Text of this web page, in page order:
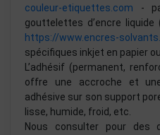
couleur-etiquettes.com -
gouttelettes d’encre
https://www.encres-
spécifiques inkjet en papier
L’adhésif (permanent,
offre une accroche et
adhésive sur son support
lisse, humide, froid, etc.
Nous consulter pour des